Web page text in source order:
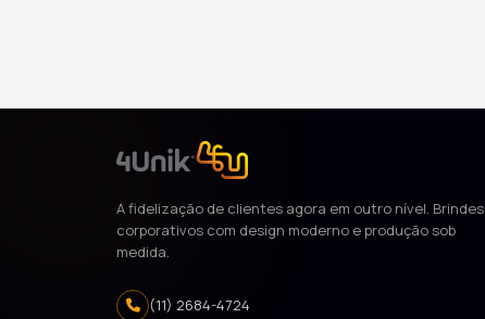
A fidelização de clientes agora em outro nível. Brindes
corporativos com design moderno e produção sob
medida.
(11) 2684-4724